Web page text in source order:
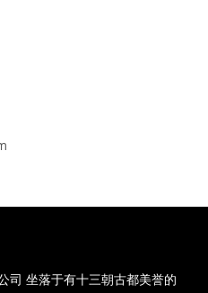
司 坐落于有十三朝古都美誉的